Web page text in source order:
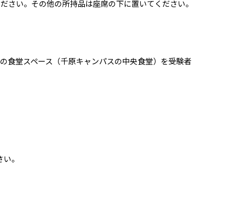
い。その他の所持品は座席の下に置いてください。
食堂スペース（千原キャンパスの中央食堂）を受験者
。